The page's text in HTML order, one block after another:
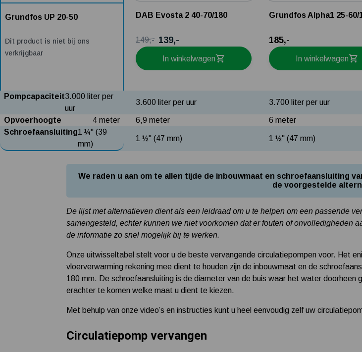
Grundfos UP 20-50
Dit product is niet bij ons
verkrijgbaar
DAB Evosta 2 40-70/180
149,- 139,-
In winkelwagen
Grundfos Alpha1 25-60/
185,-
In winkelwagen
Pompcapaciteit3.000 liter per
uur
3.600 liter per uur 3.700 liter per uur
Opvoerhoogte 4 meter 6,9 meter 6 meter
Schroefaansluiting1 ¼" (39
mm)
1 ½" (47 mm) 1 ½" (47 mm)
We raden u aan om te allen tijde de inbouwmaat en schroefaansluiting
de voorgestelde
De lijst met alternatieven dient als een leidraad om u te helpen om een passende
samengesteld, echter kunnen we niet voorkomen dat er fouten of onvolledigheden
de informatie zo snel mogelijk bij te werken.
Onze uitwisseltabel stelt voor u de beste vervangende circulatiepompen voor. Het
vloerverwarming rekening mee dient te houden zijn de inbouwmaat en de
180 mm. De schroefaansluiting is de diameter van de buis waar het water
erachter te komen welke maat u dient te kiezen.
Met behulp van onze video’s en instructies kunt u heel eenvoudig zelf uw
Circulatiepomp vervangen